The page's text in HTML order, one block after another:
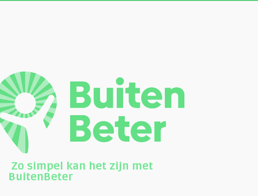
Zo simpel kan het zijn met
BuitenBeter